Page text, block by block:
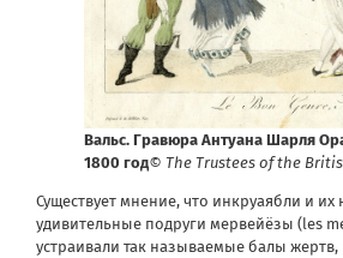
Вальс. Гравюра Антуана Шарля
1800 год© The Trustees of the
Существует мнение, что инкруаябли и их
удивительные подруги мервейёзы (les
устраивали так называемые балы